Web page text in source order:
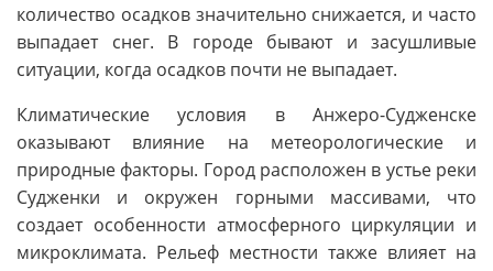
количество осадков значительно снижается, и часто
выпадает снег. В городе бывают и засушливые
ситуации, когда осадков почти не выпадает.
Климатические условия в Анжеро-Судженске
оказывают влияние на метеорологические и
природные факторы. Город расположен в устье реки
Судженки и окружен горными массивами, что
создает особенности атмосферного циркуляции и
микроклимата. Рельеф местности также влияет на